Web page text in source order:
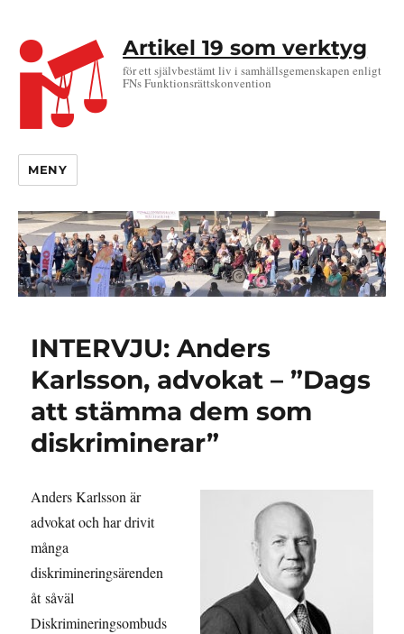
Artikel 19 som verktyg
för ett självbestämt liv i samhällsgemenskapen enligt
FNs Funktionsrättskonvention
MENY
INTERVJU: Anders
Karlsson, advokat – ”Dags
att stämma dem som
diskriminerar”
Anders Karlsson är
advokat och har drivit
många
diskrimineringsärenden
åt såväl
Diskrimineringsombuds